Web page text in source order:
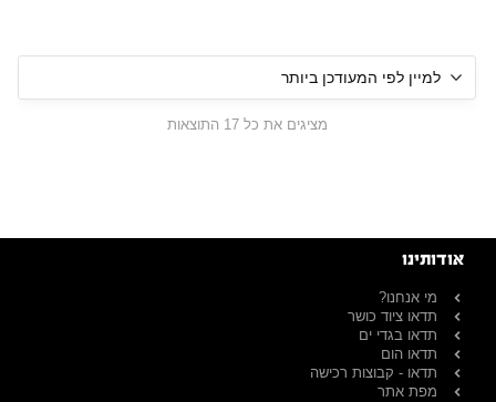
מציגים את כל ⁦17⁩ התוצאות
אודותינו
מי אנחנו?
תדאו ציוד כושר
תדאו בגדי ים
תדאו הום
תדאו - קבוצות רכישה
מפת אתר